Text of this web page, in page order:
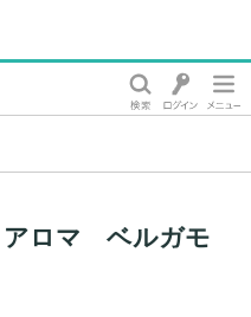
ロマ ベルガモ